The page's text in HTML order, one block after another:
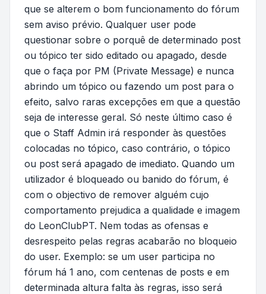
que se alterem o bom funcionamento do fórum
sem aviso prévio. Qualquer user pode
questionar sobre o porquê de determinado post
ou tópico ter sido editado ou apagado, desde
que o faça por PM (Private Message) e nunca
abrindo um tópico ou fazendo um post para o
efeito, salvo raras excepções em que a questão
seja de interesse geral. Só neste último caso é
que o Staff Admin irá responder às questões
colocadas no tópico, caso contrário, o tópico
ou post será apagado de imediato. Quando um
utilizador é bloqueado ou banido do fórum, é
com o objectivo de remover alguém cujo
comportamento prejudica a qualidade e imagem
do LeonClubPT. Nem todas as ofensas e
desrespeito pelas regras acabarão no bloqueio
do user. Exemplo: se um user participa no
fórum há 1 ano, com centenas de posts e em
determinada altura falta às regras, isso será